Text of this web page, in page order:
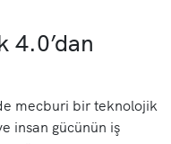
4.0’dan
mecburi bir teknolojik
insan gücünün iş